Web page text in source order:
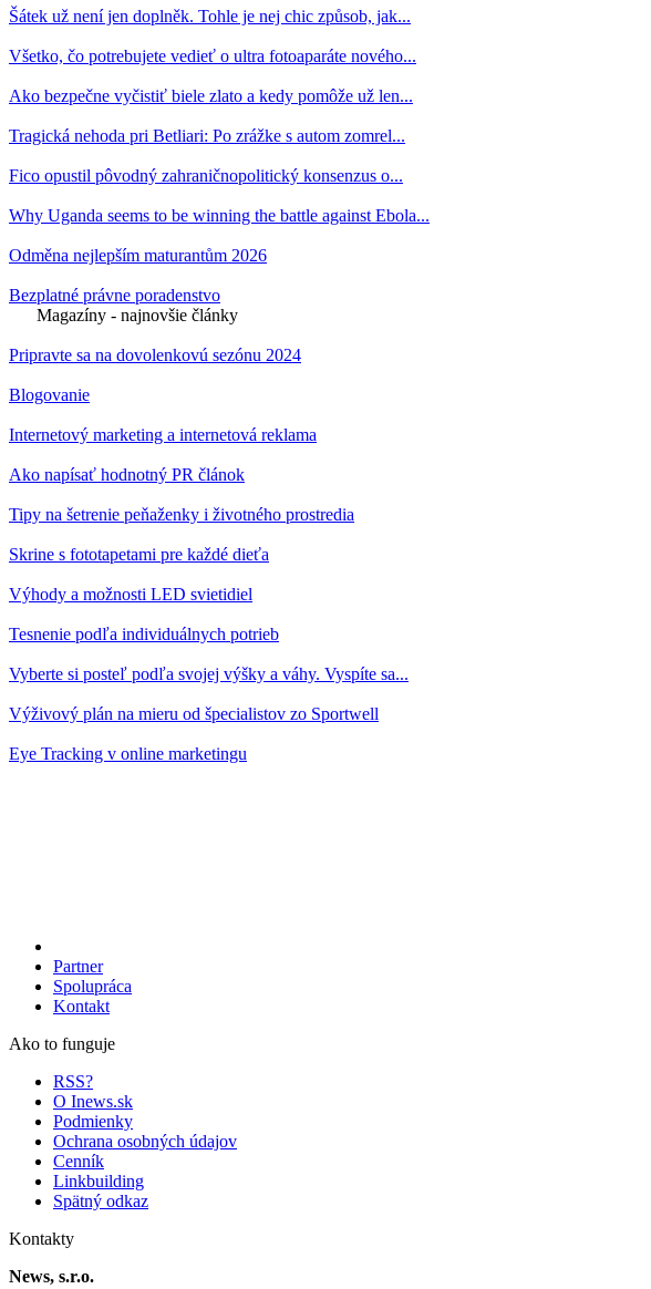
Šátek už není jen doplněk. Tohle je nej chic způsob, jak...
Všetko, čo potrebujete vedieť o ultra fotoaparáte nového...
Ako bezpečne vyčistiť biele zlato a kedy pomôže už len...
Tragická nehoda pri Betliari: Po zrážke s autom zomrel...
Fico opustil pôvodný zahraničnopolitický konsenzus o...
Why Uganda seems to be winning the battle against Ebola...
Odměna nejlepším maturantům 2026
Bezplatné právne poradenstvo
Magazíny - najnovšie články
Pripravte sa na dovolenkovú sezónu 2024
Blogovanie
Internetový marketing a internetová reklama
Ako napísať hodnotný PR článok
Tipy na šetrenie peňaženky i životného prostredia
Skrine s fototapetami pre každé dieťa
Výhody a možnosti LED svietidiel
Tesnenie podľa individuálnych potrieb
Vyberte si posteľ podľa svojej výšky a váhy. Vyspíte sa...
Výživový plán na mieru od špecialistov zo Sportwell
Eye Tracking v online marketingu
Partner
Spolupráca
Kontakt
Ako to funguje
RSS?
O Inews.sk
Podmienky
Ochrana osobných údajov
Cenník
Linkbuilding
Spätný odkaz
Kontakty
News, s.r.o.